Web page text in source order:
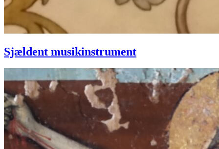
Sjældent musikinstrument
på
altertavlen